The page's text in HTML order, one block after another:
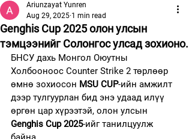
Genghis Cup 2025 олон улсын
тэмцээнийг Солонгос улсад зохионо.
Ariunzayat Yunren
Aug 29, 2025 1 min read
БНСУ дахь Монгол Оюутны
Холбооноос Counter Strike 2 төрлөөр
өмнө зохиосон MSU CUP-ийн амжилт
дээр тулгуурлан бид энэ удаад илүү
өргөн цар хүрээтэй, олон улсын
Genghis Cup 2025-ийг танилцуулж